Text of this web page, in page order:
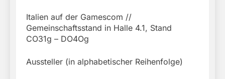
Italien auf der Gamescom //
Gemeinschaftsstand in Halle 4.1, Stand
CO31g – DO4Og
Aussteller (in alphabetischer Reihenfolge)